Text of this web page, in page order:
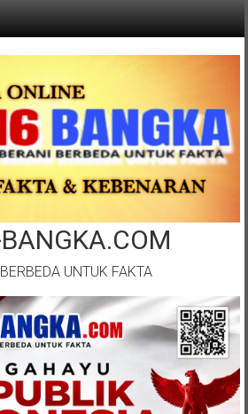
UNTUK FAKTA